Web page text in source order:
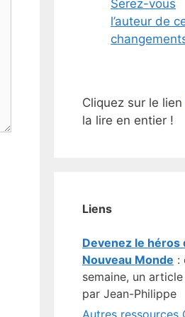
Serez-vous
l’auteur de
Cliquez sur le lien
la lire en entier !
Liens
Devenez le héros
Nouveau Monde :
semaine, un
par Jean-Philippe
Autres ressources